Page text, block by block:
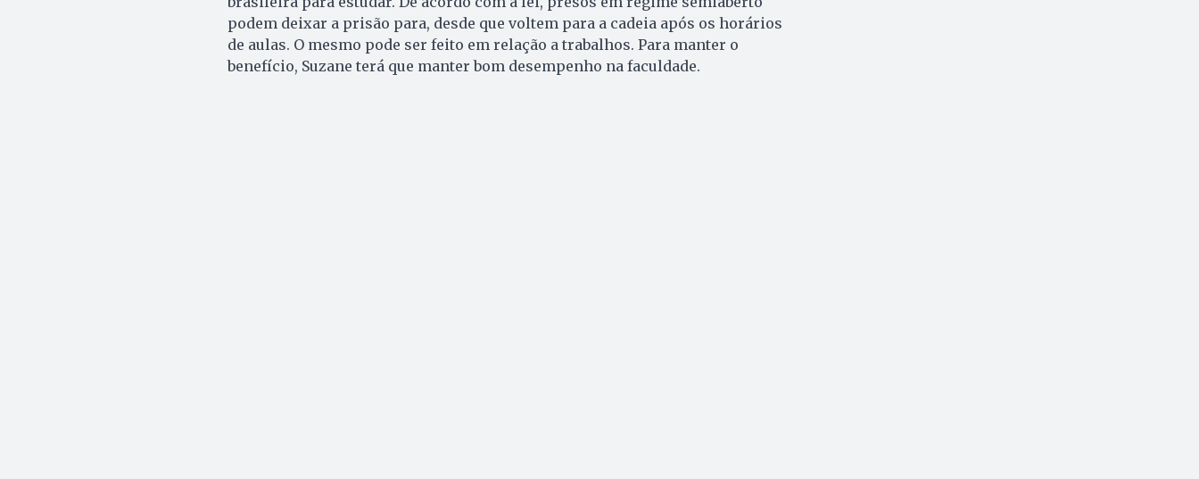
podem deixar a prisão para, desde que voltem para a cadeia após os horários
de aulas. O mesmo pode ser feito em relação a trabalhos. Para manter o
benefício, Suzane terá que manter bom desempenho na faculdade.